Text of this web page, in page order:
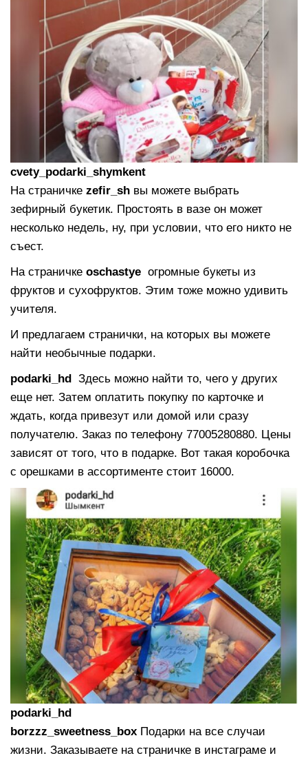
cvety_podarki_shymkent
На страничке zefir_sh вы можете выбрать
зефирный букетик. Простоять в вазе он может
несколько недель, ну, при условии, что его никто не
съест.
На страничке oschastye огромные букеты из
фруктов и сухофруктов. Этим тоже можно удивить
учителя.
И предлагаем странички, на которых вы можете
найти необычные подарки.
podarki_hd Здесь можно найти то, чего у других
еще нет. Затем оплатить покупку по карточке и
ждать, когда привезут или домой или сразу
получателю. Заказ по телефону 77005280880. Цены
зависят от того, что в подарке. Вот такая коробочка
с орешками в ассортименте стоит 16000.
podarki_hd
borzzz_sweetness_box Подарки на все случаи
жизни. Заказываете на страничке в инстаграме и